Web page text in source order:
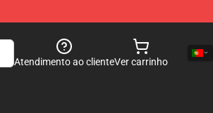
Atendimento ao clienteVer carrinho